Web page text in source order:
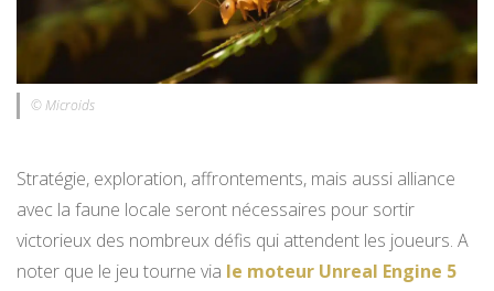
© Microids
Stratégie, exploration, affrontements, mais aussi alliance
avec la faune locale seront nécessaires pour sortir
victorieux des nombreux défis qui attendent les joueurs. A
noter que le jeu tourne via le moteur Unreal Engine 5